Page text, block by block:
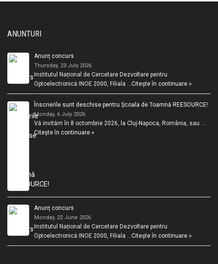
ANUNTURI
Anunț concurs
Thursday, 23 July 2026
Institutul Național de Cercetare Dezvoltare pentru
Optoelectronică INOE 2000, Filiala …Citește în continuare »
Înscrierile sunt deschise pentru Școala de Toamnă REESOURCE!
Monday, 6 July 2026
Vă invităm în 8 octombrie 2026, la Cluj-Napoca, România, sau …
Citește în continuare »
Anunț concurs
Monday, 22 June 2026
Institutul Național de Cercetare Dezvoltare pentru
Optoelectronică INOE 2000, Filiala …Citește în continuare »